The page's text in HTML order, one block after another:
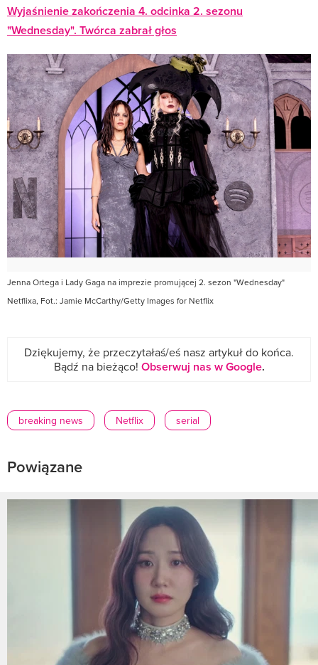
Wyjaśnienie zakończenia 4. odcinka 2. sezonu
"Wednesday". Twórca zabrał głos
Jenna Ortega i Lady Gaga na imprezie promującej 2. sezon "Wednesday"
Netflixa, Fot.: Jamie McCarthy/Getty Images for Netflix
Dziękujemy, że przeczytałaś/eś nasz artykuł do końca.
Bądź na bieżąco! Obserwuj nas w Google.
breaking news Netflix serial
Powiązane